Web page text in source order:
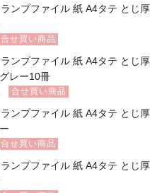
ンプファイル 紙 A4タテ とじ厚
合せ買い商品
ンプファイル 紙 A4タテ とじ厚
レー10冊
合せ買い商品
ンプファイル 紙 A4タテ とじ厚
合せ買い商品
ンプファイル 紙 A4タテ とじ厚